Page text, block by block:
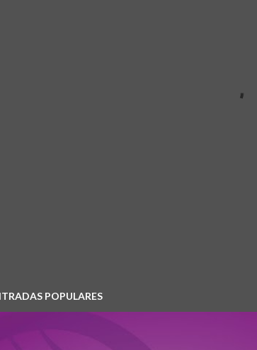
POPULARES